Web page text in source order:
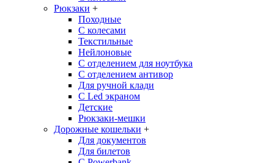
Рюкзаки +
Походные
С колесами
Текстильные
Нейлоновые
С отделением для ноутбука
С отделением антивор
Для ручной клади
С Led экраном
Детские
Рюкзаки-мешки
Дорожные кошельки +
Для документов
Для билетов